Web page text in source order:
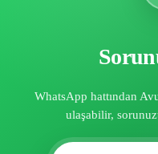
WhatsApp hattından
ulaşabilir,